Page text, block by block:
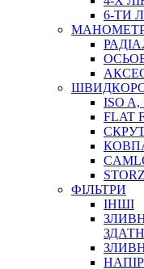
АВТОХІМІЯ
ДОМКРАТИ
НАБОРИ
НАСОСИ,
ПАСТА,
ІНСТРУМЕНТ
6-ТИ
ISO A,
FLAT
STORZ
ФІЛЬТРИ
ІНШІ